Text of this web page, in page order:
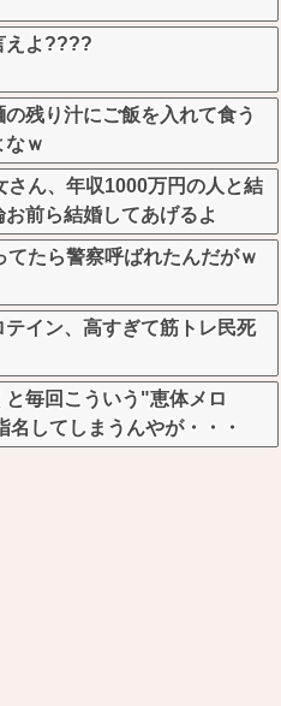
えよ????
残り汁にご飯を入れて食う
なｗ
さん、年収1000万円の人と結
前ら結婚してあげるよ
てたら警察呼ばれたんだがｗ
テイン、高すぎて筋トレ民死
と毎回こういう"恵体メロ
名してしまうんやが・・・